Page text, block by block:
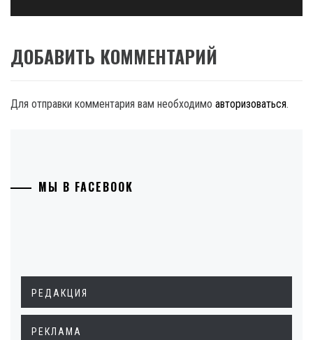
ДОБАВИТЬ КОММЕНТАРИЙ
Для отправки комментария вам необходимо авторизоваться.
МЫ В FACEBOOK
РЕДАКЦИЯ
РЕКЛАМА